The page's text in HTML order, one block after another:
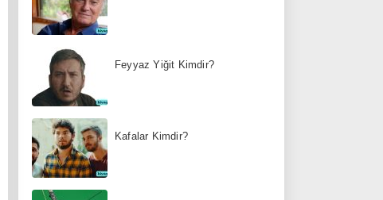
Feyyaz Yiğit Kimdir?
Kafalar Kimdir?